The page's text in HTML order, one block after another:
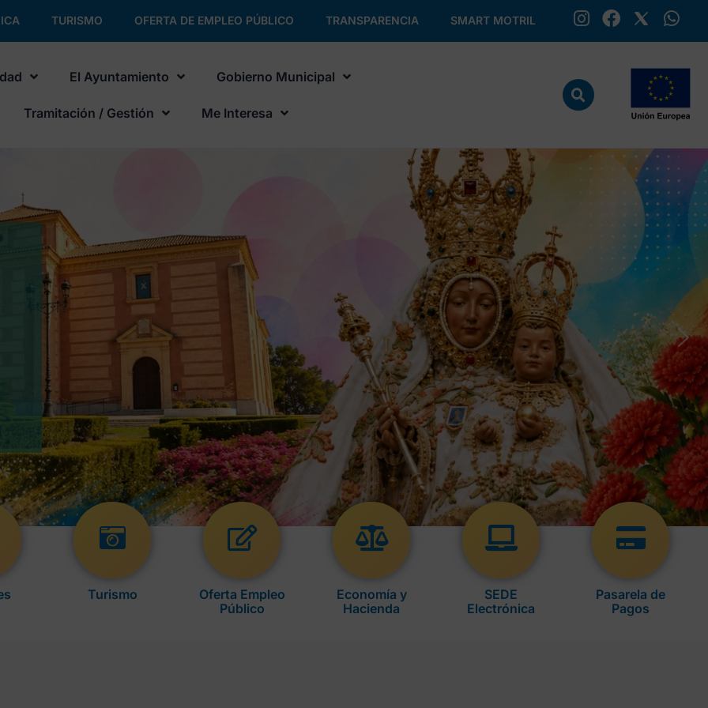
TURISMO OFERTA DE EMPLEO PÚBLICO TRANSPARENCIA SMART MOTRIL
El Ayuntamiento Gobierno Municipal
Tramitación / Gestión Me Interesa
Turismo
Oferta Empleo
Público
Economía y
Hacienda
SEDE
Electrónica
Pasarela de
Pagos